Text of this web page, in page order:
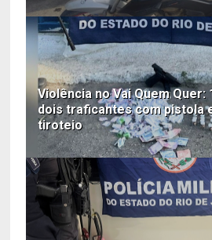
Violência no Vai Quem Quer:
dois traficantes com pistola
tiroteio